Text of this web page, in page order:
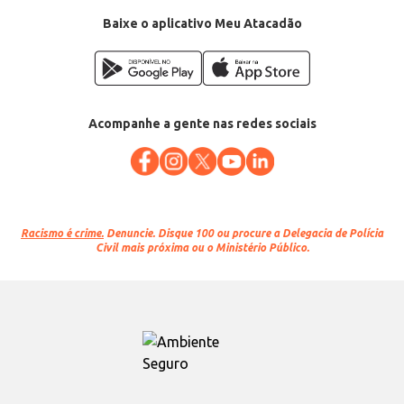
Baixe o aplicativo Meu Atacadão
Acompanhe a gente nas redes sociais
Racismo é crime. Denuncie. Disque 100 ou procure a Delegacia de Polícia
Civil mais próxima ou o Ministério Público.